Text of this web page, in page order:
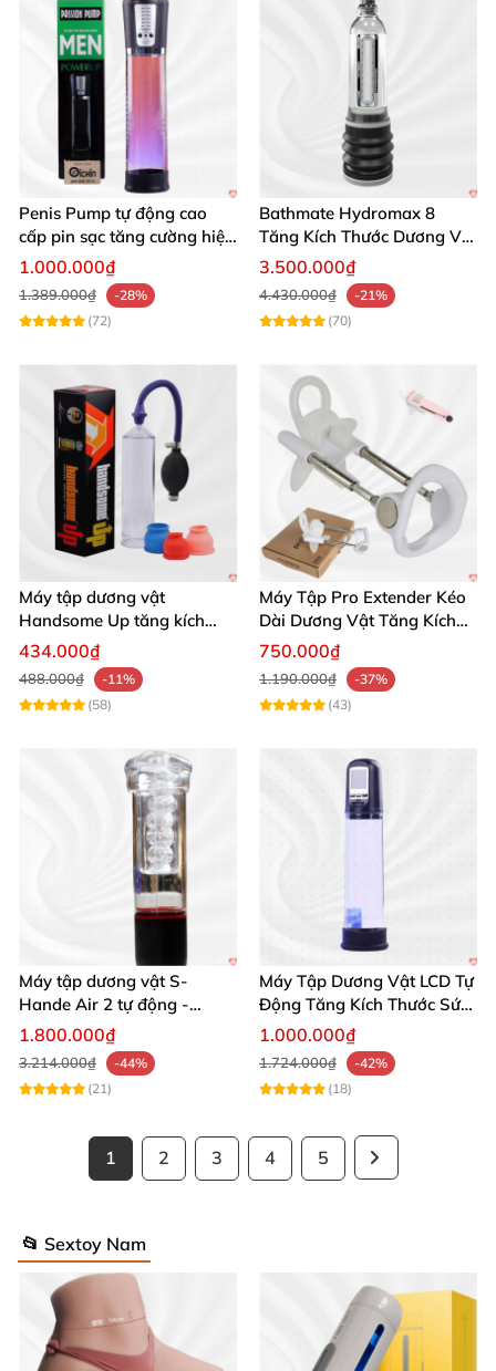
Penis Pump tự động cao
cấp pin sạc tăng cường hiệu
quả mua ngay
1.000.000₫
1.389.000₫
-28%
(72)
Bathmate Hydromax 8
Tăng Kích Thước Dương Vật
An Toàn Hiệu Quả
3.500.000₫
4.430.000₫
-21%
(70)
Máy tập dương vật
Handsome Up tăng kích
thước hiệu quả nhanh
434.000₫
488.000₫
-11%
(58)
Máy Tập Pro Extender Kéo
Dài Dương Vật Tăng Kích
Thước Hiệu Quả
750.000₫
1.190.000₫
-37%
(43)
Máy tập dương vật S-
Hande Air 2 tự động -
Rung, Hút, Tăng kích thước
1.800.000₫
3.214.000₫
-44%
(21)
Máy Tập Dương Vật LCD Tự
Động Tăng Kích Thước Sức
Bền
1.000.000₫
1.724.000₫
-42%
(18)
1 2 3 4 5
📂 Sextoy Nam